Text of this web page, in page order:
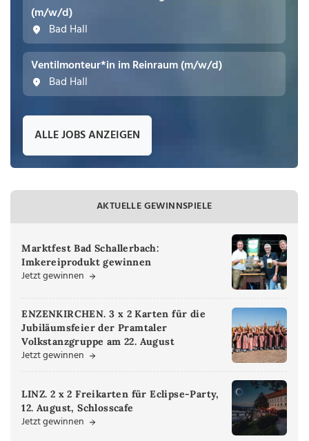
(m/w/d)
Bad Hall
Ventilmonteur*in im Reinraum (m/w/d)
Bad Hall
ALLE JOBS ANZEIGEN
AKTUELLE GEWINNSPIELE
Marktfest Bad Schallerbach:
Imkereiprodukt gewinnen
Jetzt gewinnen
ENZENKIRCHEN. 3 x 2 Karten für die
Jubiläumsfeier der Pramtaler
Volkstanzgruppe am 22. August
Jetzt gewinnen
LINZ. 2 x 2 Freikarten für Eclipse-Party,
12. August, Schlosscafe
Jetzt gewinnen